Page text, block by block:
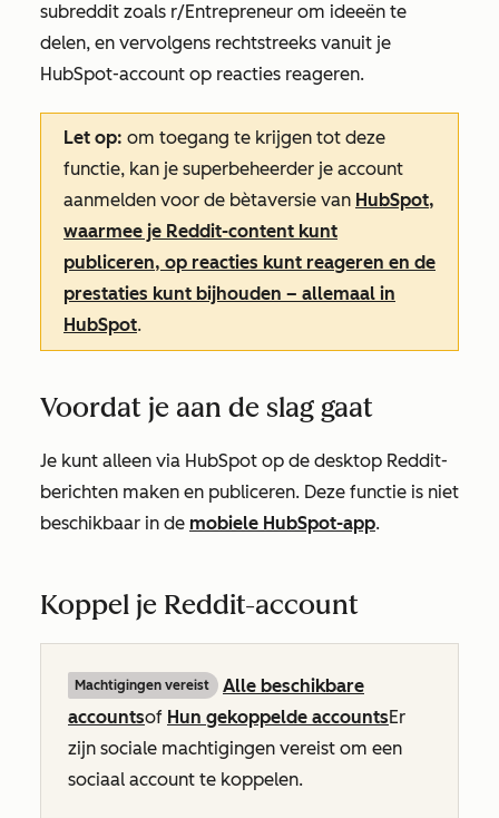
subreddit zoals r/Entrepreneur om ideeën te
delen, en vervolgens rechtstreeks vanuit je
HubSpot-account op reacties reageren.
Let op: om toegang te krijgen tot deze
functie, kan je superbeheerder je account
aanmelden voor de bètaversie van HubSpot,
waarmee je Reddit-content kunt
publiceren, op reacties kunt reageren en de
prestaties kunt bijhouden – allemaal in
HubSpot.
Voordat je aan de slag gaat
Je kunt alleen via HubSpot op de desktop Reddit-
berichten maken en publiceren. Deze functie is niet
beschikbaar in de mobiele HubSpot-app.
Koppel je Reddit-account
Machtigingen vereist
Alle beschikbare
accountsof Hun gekoppelde accountsEr
zijn sociale machtigingen vereist om een
sociaal account te koppelen.